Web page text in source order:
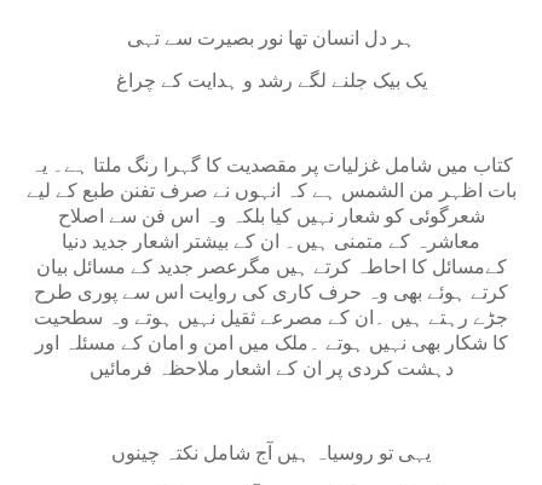
ہر دل انسان تھا نور بصیرت سے تہی
یک بیک جلنے لگے رشد و ہدایت کے چراغ
کتاب میں شامل غزلیات پر مقصدیت کا گہرا رنگ ملتا ہے۔ یہ
بات اظہر من الشمس ہے کہ انہوں نے صرف تفنن طبع کے لیے
شعرگوئی کو شعار نہیں کیا بلکہ وہ اس فن سے اصلاح
معاشرہ کے متمنی ہیں۔ ان کے بیشتر اشعار جدید دنیا
کےمسائل کا احاطہ کرتے ہیں مگرعصر جدید کے مسائل بیان
کرتے ہوئے بھی وہ حرف کاری کی روایت اس سے پوری طرح
جڑے رہتے ہیں ۔ان کے مصرعے ثقیل نہیں ہوتے وہ سطحیت
کا شکار بھی نہیں ہوتے ۔ملک میں امن و امان کے مسئلہ اور
دہشت کردی پر ان کے اشعار ملاحظہ فرمائیں
یہی تو روسیاہ ہیں آج شامل نکتہ چینوں